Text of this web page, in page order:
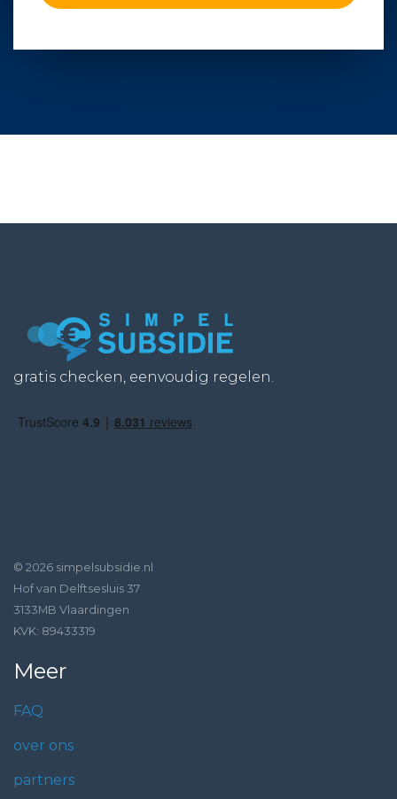
gratis checken, eenvoudig regelen.
© 2026 simpelsubsidie.nl
Hof van Delftsesluis 37
3133MB Vlaardingen
KVK: 89433319
Meer
FAQ
over ons
partners